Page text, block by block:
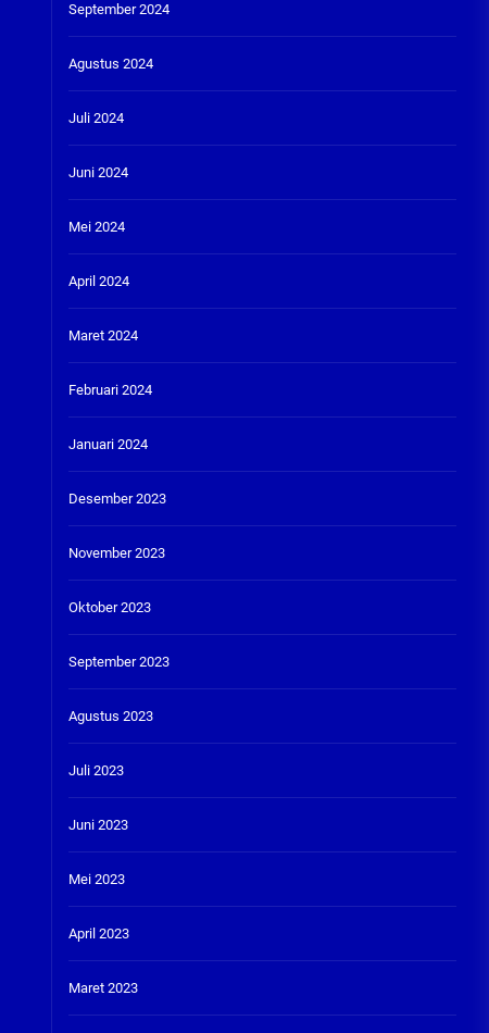
September 2024
Agustus 2024
Juli 2024
Juni 2024
Mei 2024
April 2024
Maret 2024
Februari 2024
Januari 2024
Desember 2023
November 2023
Oktober 2023
September 2023
Agustus 2023
Juli 2023
Juni 2023
Mei 2023
April 2023
Maret 2023